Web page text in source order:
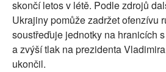
skončí letos v létě. Podle zdrojů
Ukrajiny pomůže zadržet ofenzívu
soustřeďuje jednotky na hranicích
a zvýší tlak na prezidenta
ukončil.